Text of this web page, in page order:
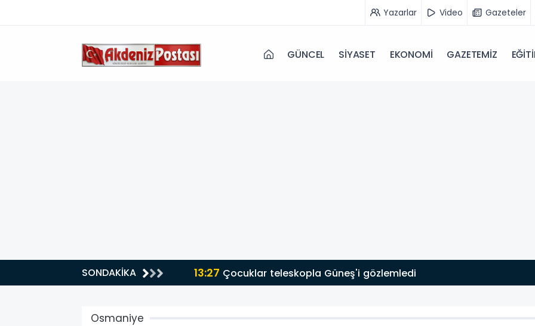
Yazarlar Video Gazeteler
GÜNCEL SİYASET EKONOMİ GAZETEMİZ
SONDAKİKA 13:27 Çocuklar teleskopla Güneş'i gözlemledi
Osmaniye